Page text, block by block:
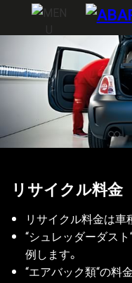
リサイクル料金
リサイクル料金は車
“シュレッダーダス
例します。
“エアバック類“の料